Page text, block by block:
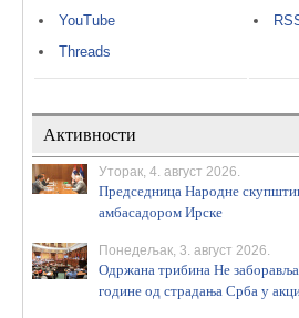
YouTube
Threads
Активности
Уторак, 4. август 2026.
Председница Народне
амбасадором Ирске
Понедељак, 3. август 2026.
Одржана трибина Не
године од страдања Срба у